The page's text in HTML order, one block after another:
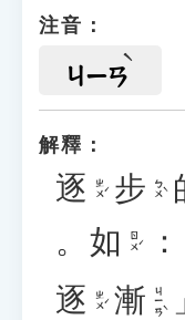
注音：
ㄐㄧㄢ
解釋：
逐 ㄓㄨˊ 步 ㄅㄨˋ
。 如 ㄖㄨˊ
逐 ㄓㄨˊ 漸 ㄐㄧㄢˋ